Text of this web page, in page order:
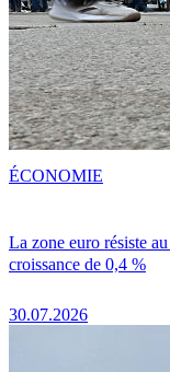
La zone euro résiste
croissance de 0,4 %
30.07.2026
ÉCONOMIE